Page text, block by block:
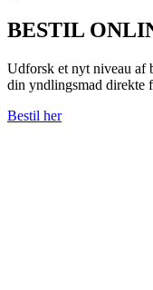
BESTIL
Udforsk et nyt niveau af
din yndlingsmad direkte
Bestil her